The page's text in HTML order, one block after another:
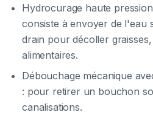
Hydrocurage haute
consiste à envoyer de l'eau
drain pour décoller
alimentaires.
Débouchage mécanique
: pour retirer un bouchon
canalisations.